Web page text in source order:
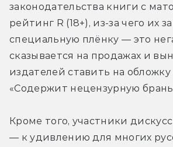
законодательства книги с
рейтинг R (18+), из-за чего их
специальную плёнку — это
сказывается на продажах и
издателей ставить на
«Содержит нецензурную
Кроме того, участники
— к удивлению для многих